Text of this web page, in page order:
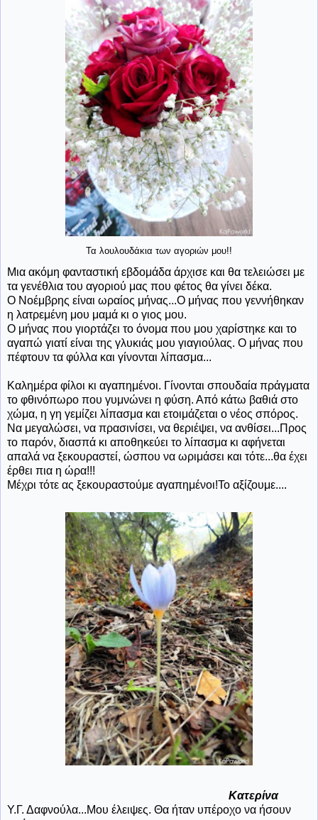
Τα λουλουδάκια των αγοριών μου!!
Μια ακόμη φανταστική εβδομάδα άρχισε και θα τελειώσει με
τα γενέθλια του αγοριού μας που φέτος θα γίνει δέκα.
Ο Νοέμβρης είναι ωραίος μήνας...Ο μήνας που γεννήθηκαν
η λατρεμένη μου μαμά κι ο γιος μου.
Ο μήνας που γιορτάζει το όνομα που μου χαρίστηκε και το
αγαπώ γιατί είναι της γλυκιάς μου γιαγιούλας. Ο μήνας που
πέφτουν τα φύλλα και γίνονται λίπασμα...
Καλημέρα φίλοι κι αγαπημένοι. Γίνονται σπουδαία πράγματα
το φθινόπωρο που γυμνώνει η φύση. Από κάτω βαθιά στο
χώμα, η γη γεμίζει λίπασμα και ετοιμάζεται ο νέος σπόρος.
Να μεγαλώσει, να πρασινίσει, να θεριέψει, να ανθίσει...Προς
το παρόν, διασπά κι αποθηκεύει το λίπασμα κι αφήνεται
απαλά να ξεκουραστεί, ώσπου να ωριμάσει και τότε...θα έχει
έρθει πια η ώρα!!!
Μέχρι τότε ας ξεκουραστούμε αγαπημένοι!Το αξίζουμε....
Κατερίνα
Υ.Γ. Δαφνούλα...Μου έλειψες. Θα ήταν υπέροχο να ήσουν